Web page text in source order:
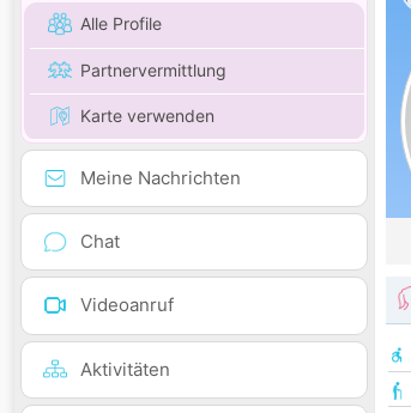
Alle Profile
Partnervermittlung
Karte verwenden
Meine Nachrichten
Chat
Videoanruf
Aktivitäten